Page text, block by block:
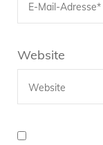
Website